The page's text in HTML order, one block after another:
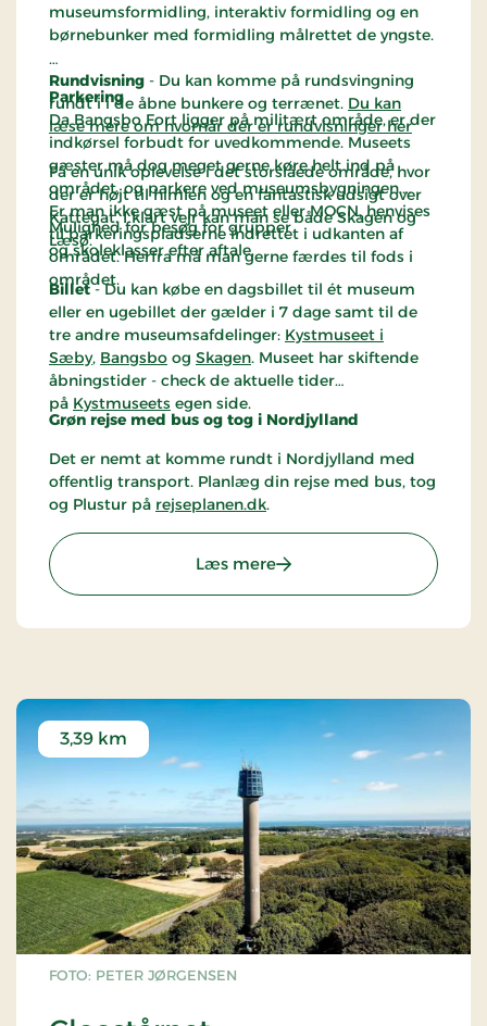
museumsformidling, interaktiv formidling og en
børnebunker med formidling målrettet de yngste.
Rundvisning - Du kan komme på rundsvingning
rundt i i de åbne bunkere og terrænet. Du kan
læse mere om hvornår der er rundvisninger her
Få en unik oplevelse i det storslåede område, hvor
der er højt til himlen og en fantastisk udsigt over
Kattegat. I klart vejr kan man se både Skagen og
Læsø.
Parkering
Da Bangsbo Fort ligger på militært område, er der
indkørsel forbudt for uvedkommende. Museets
gæster må dog meget gerne køre helt ind på
området, og parkere ved museumsbygningen.
Er man ikke gæst på museet eller MOCN, henvises
til parkeringspladserne indrettet i udkanten af
området. Herfra må man gerne færdes til fods i
området.
Mulighed for besøg for grupper
og skoleklasser efter aftale.
Billet- Du kan købe en dagsbillet til ét museum
eller en ugebillet der gælder i 7 dage samt til de
tre andre museumsafdelinger: Kystmuseet i
Sæby, Bangsbo og Skagen. Museet har skiftende
åbningstider - check de aktuelle tider
på Kystmuseets egen side.
Grøn rejse med bus og tog i Nordjylland
Det er nemt at komme rundt i Nordjylland med
offentlig transport. Planlæg din rejse med bus, tog
og Plustur på rejseplanen.dk.
Læs mere: Kystmuseet Bangsbo
FOTO: PETER JØRGENSEN
3,39 km